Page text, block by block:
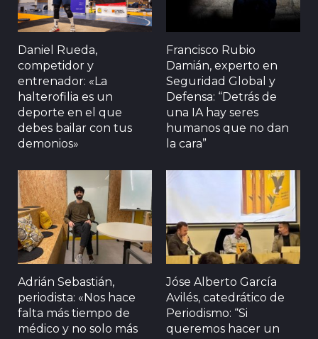
Daniel Rueda,
competidor y
entrenador: «La
halterofilia es un
deporte en el que
debes bailar con tus
demonios»
Francisco Rubio
Damián, experto en
Seguridad Global y
Defensa: “Detrás de
una IA hay seres
humanos que no dan
la cara”
Adrián Sebastián,
periodista: «Nos hace
falta más tiempo de
médico y no solo más
Jóse Alberto García
Avilés, catedrático de
Periodismo: “Si
queremos hacer un